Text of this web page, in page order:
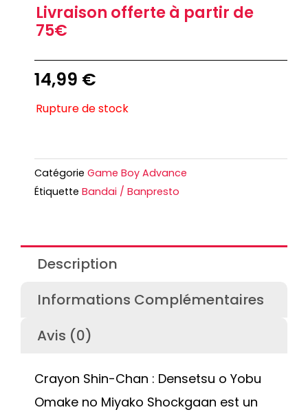
Livraison offerte à partir de
75€
14,99 €
Rupture de stock
Catégorie Game Boy Advance
Étiquette Bandai / Banpresto
Description
Informations Complémentaires
Avis (0)
Crayon Shin-Chan : Densetsu o Yobu
Omake no Miyako Shockgaan est un